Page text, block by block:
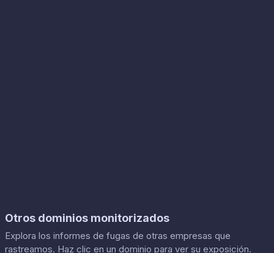
Otros dominios monitorizados
Explora los informes de fugas de otras empresas que
rastreamos. Haz clic en un dominio para ver su exposición.